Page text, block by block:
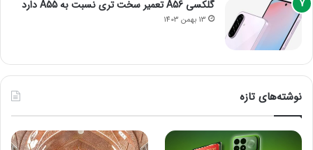
گلکسی A56 تعمیر سخت تری نسبت به A55 دارد
13 بهمن 1403
نوشته‌های تازه